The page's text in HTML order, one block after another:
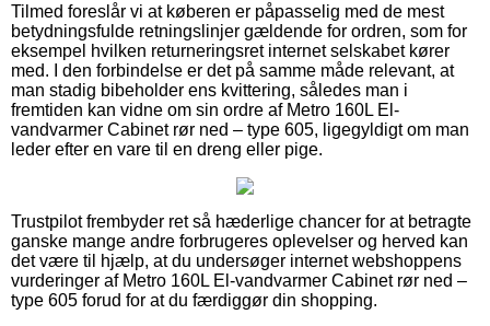
Tilmed foreslår vi at køberen er påpasselig med de mest
betydningsfulde retningslinjer gældende for ordren, som for
eksempel hvilken returneringsret internet selskabet kører
med. I den forbindelse er det på samme måde relevant, at
man stadig bibeholder ens kvittering, således man i
fremtiden kan vidne om sin ordre af Metro 160L El-
vandvarmer Cabinet rør ned – type 605, ligegyldigt om man
leder efter en vare til en dreng eller pige.
Trustpilot frembyder ret så hæderlige chancer for at betragte
ganske mange andre forbrugeres oplevelser og herved kan
det være til hjælp, at du undersøger internet webshoppens
vurderinger af Metro 160L El-vandvarmer Cabinet rør ned –
type 605 forud for at du færdiggør din shopping.